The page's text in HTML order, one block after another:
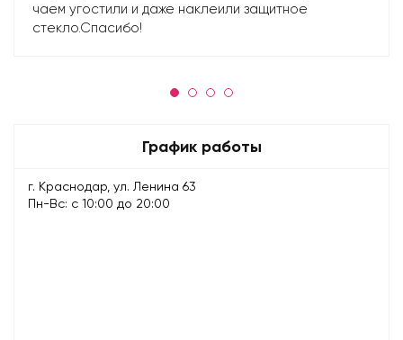
чаем угостили и даже наклеили защитное
стекло.Спасибо!
График работы
г. Краснодар, ул. Ленина 63
Пн-Вс: с 10:00 до 20:00